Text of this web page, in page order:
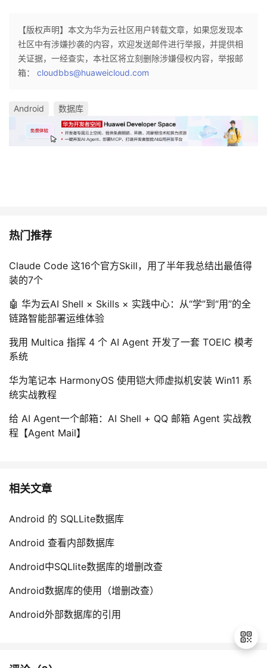
【版权声明】本文为华为云社区用户转载文章，如果您发现本
社区中有涉嫌抄袭的内容，欢迎发送邮件进行举报，并提供相
关证据，一经查实，本社区将立刻删除涉嫌侵权内容，举报邮
箱： cloudbbs@huaweicloud.com
Android 数据库
热门推荐
Claude Code 这16个官方Skill，用了半年我总结出最值得
装的7个
🤖 华为云AI Shell × Skills × 实践中心：从“学”到“用”的全
链路智能部署运维体验
我用 Multica 指挥 4 个 AI Agent 开发了一套 TOEIC 模考
系统
华为笔记本 HarmonyOS 使用铠大师虚拟机安装 Win11 系
统实战教程
给 AI Agent一个邮箱：AI Shell + QQ 邮箱 Agent 实战教
程【Agent Mail】
相关文章
Android 的 SQLLite数据库
Android 查看内部数据库
Android中SQLlite数据库的增删改查
Android数据库的使用（增删改查）
Android外部数据库的引用